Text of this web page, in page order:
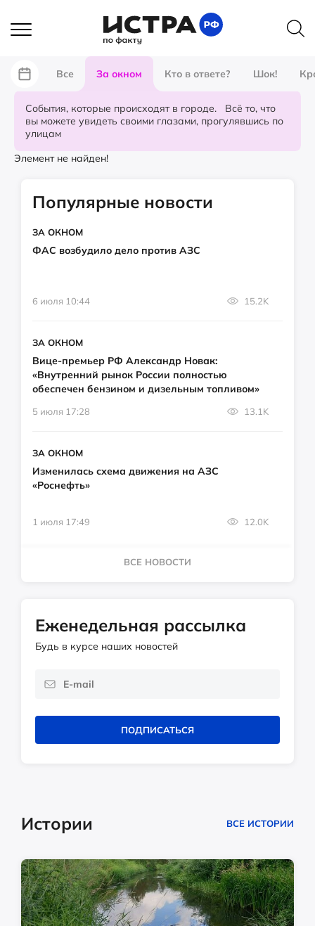
Все За окном Кто в ответе? Шок!
События, которые происходят в городе. Всё то, что
вы можете увидеть своими глазами, прогулявшись по
улицам
Элемент не найден!
Популярные новости
ЗА ОКНОМ
ФАС возбудило дело против АЗС
6 июля 10:44 15.2K
ЗА ОКНОМ
Вице-премьер РФ Александр Новак:
«Внутренний рынок России полностью
обеспечен бензином и дизельным топливом»
5 июля 17:28 13.1K
ЗА ОКНОМ
Изменилась схема движения на АЗС
«Роснефть»
1 июля 17:49 12.0K
ВСЕ НОВОСТИ
Еженедельная рассылка
Будь в курсе наших новостей
ПОДПИСАТЬСЯ
Истории ВСЕ ИСТОРИИ